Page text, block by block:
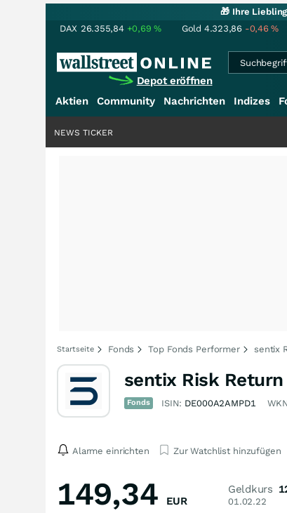
🎁 Ihre
DAX 26.355,84 +0,69% Gold 4.323,86 -0,46%
Depot eröffnen
Aktien Community Nachrichten Indizes
NEWS TICKER
Startseite Fonds Top Fonds Performer sentix
sentix Risk
Fonds ISIN: DE000A2AMPD1
Alarme einrichten Zur Watchlist hinzufügen
149,34 EUR
Geldkurs
01.02.22